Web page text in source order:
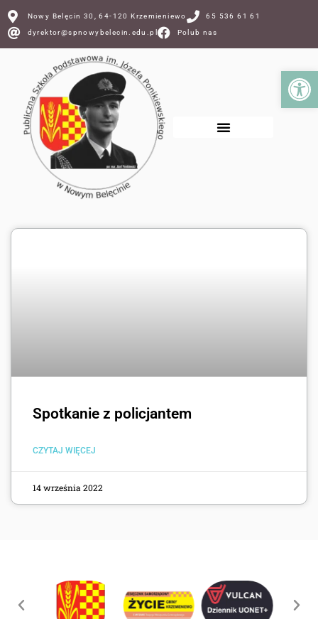
Nowy Belęcin 30, 64-120 Krzemieniewo 65 536 61 61
dyrektor@spnowybelecin.edu.pl Polub nas
Spotkanie z policjantem
CZYTAJ WIĘCEJ
14 września 2022